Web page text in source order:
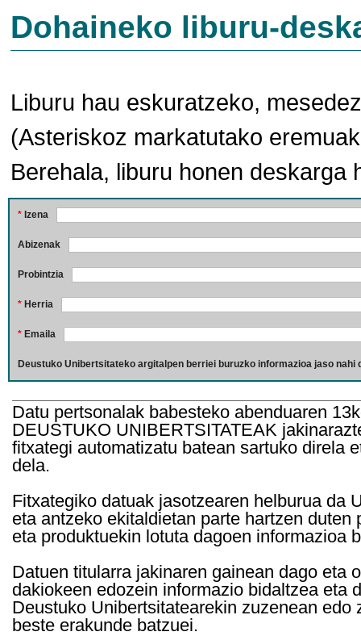
Dohaineko liburu-
Liburu hau eskuratzeko,
(Asteriskoz markatutako
Berehala, liburu honen deskarga
* Izena
Abizenak
Probintzia
* Herria
* Emaila
Deustuko Unibertsitateko argitalpen berriei buruzko informazioa jaso nahi
Datu pertsonalak babesteko abenduaren
DEUSTUKO UNIBERTSITATEAK
fitxategi automatizatu batean sartuko direla
dela.
Fitxategiko datuak jasotzearen helburua da
eta antzeko ekitaldietan parte hartzen
eta produktuekin lotuta dagoen informazioa
Datuen titularra jakinaren gainean dago eta
dakiokeen edozein informazio bidaltzea eta
Deustuko Unibertsitatearekin zuzenean
beste erakunde batzuei.